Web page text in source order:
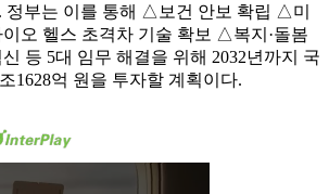
정부는 이를 통해 △보건 안보 확립 △미
오 헬스 초격차 기술 확보 △복지·돌봄
등 5대 임무 해결을 위해 2032년까지 국
1628억 원을 투자할 계획이다.